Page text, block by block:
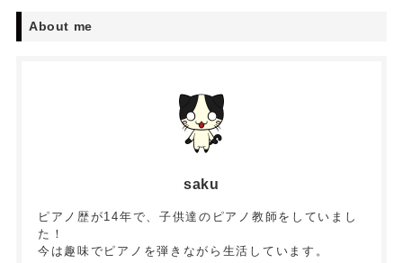
About me
saku
ピアノ歴が14年で、子供達のピアノ教師をしていまし
た！
今は趣味でピアノを弾きながら生活しています。